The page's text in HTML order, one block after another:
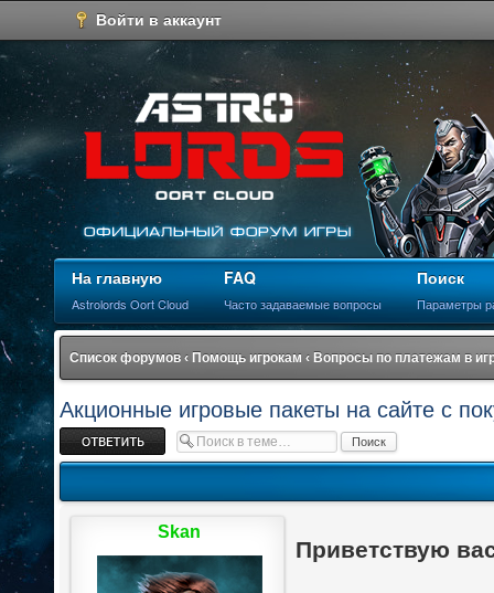
Войти в аккаунт
На главную
Astrolords Oort Cloud
FAQ
Часто задаваемые вопросы
Поиск
Параметры
Список форумов ‹ Помощь игрокам ‹ Вопросы по платежам в
Акционные игровые пакеты на сайте с
Ответить
Приветствую
Skan